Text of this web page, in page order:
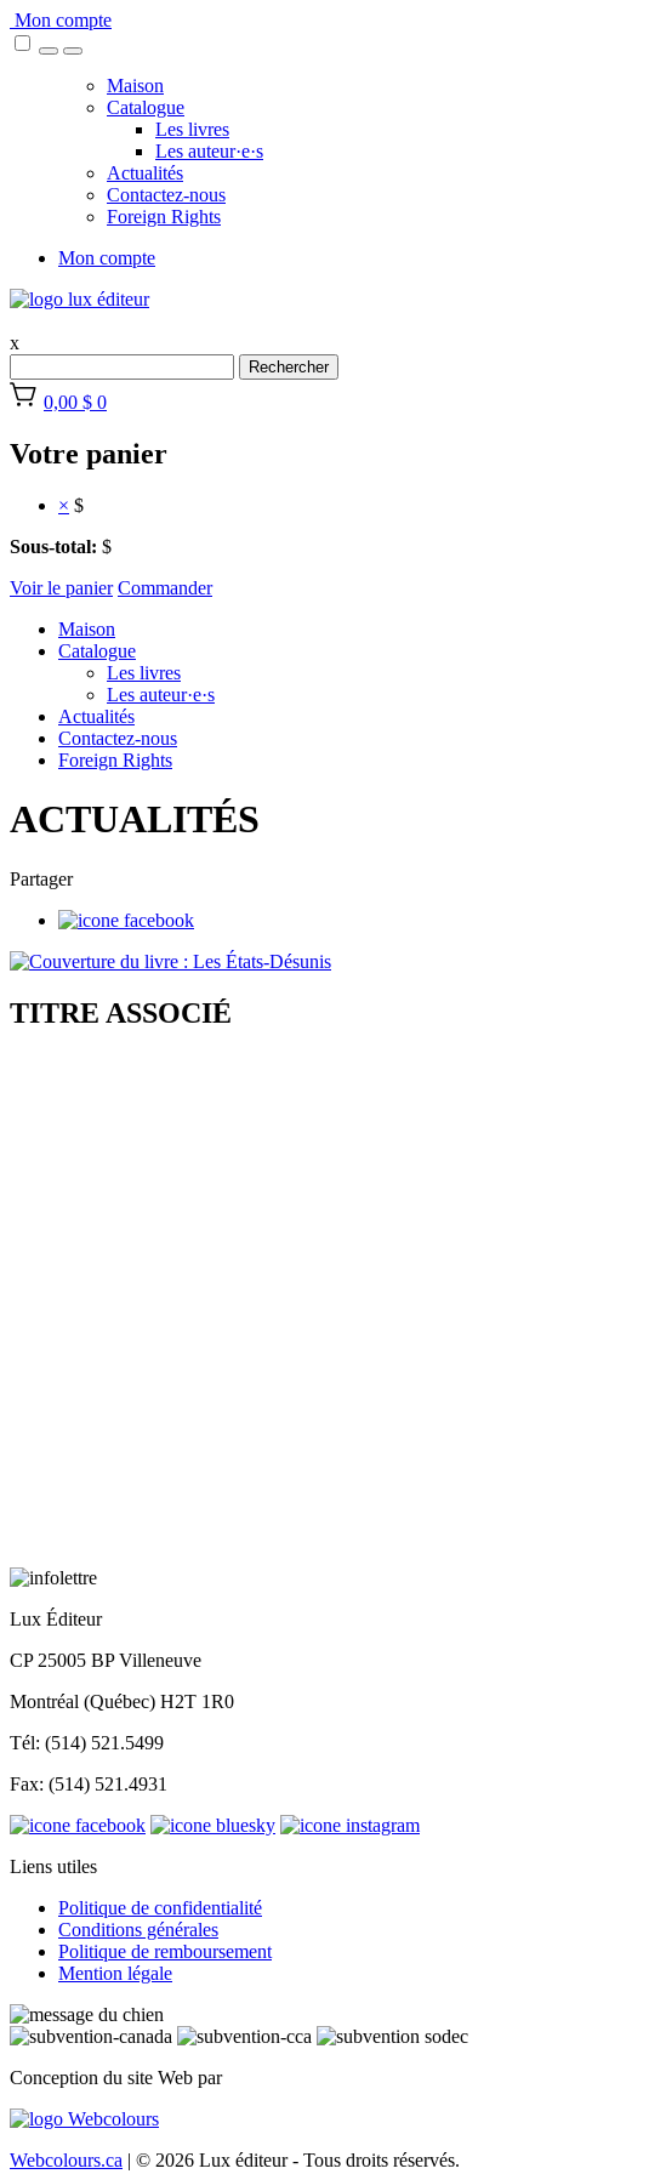
Skip
to
Mon compte
Maison
Catalogue
Les livres
Les auteur·e·s
Actualités
Contactez-nous
Foreign Rights
Mon compte
x
Rechercher
0,00 $ 0
Votre panier
× $
Sous-total: $
Voir le panier Commander
Maison
Catalogue
Les livres
Les auteur·e·s
Actualités
Contactez-nous
Foreign Rights
ACTUALITÉS
Partager
TITRE ASSOCIÉ
Lux Éditeur
CP 25005 BP Villeneuve
Montréal (Québec) H2T 1R0
Tél: (514) 521.5499
Fax: (514) 521.4931
Liens utiles
Politique de confidentialité
Conditions générales
Politique de remboursement
Mention légale
Conception du site Web par
Webcolours.ca | © 2026 Lux éditeur - Tous droits réservés.